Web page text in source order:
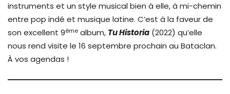
instruments et un style musical bien à elle, à mi-chemin
entre pop indé et musique latine. C’est à la faveur de
son excellent 9ème album, Tu Historia (2022) qu’elle
nous rend visite le 16 septembre prochain au Bataclan.
À vos agendas !